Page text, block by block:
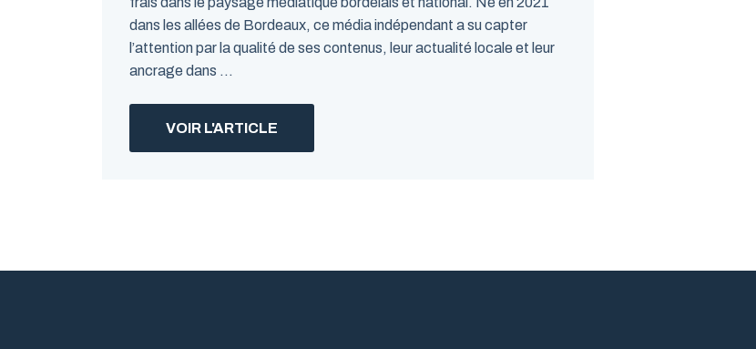
dans les allées de Bordeaux, ce média indépendant a su capter
l’attention par la qualité de ses contenus, leur actualité locale et leur
ancrage dans ...
VOIR L'ARTICLE